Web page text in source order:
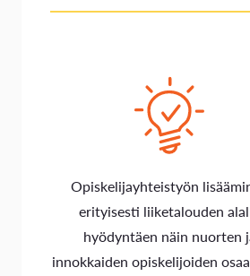
Opiskelijayhteistyön
erityisesti liiketalouden
hyödyntäen näin nuorten
innokkaiden opiskelijoiden